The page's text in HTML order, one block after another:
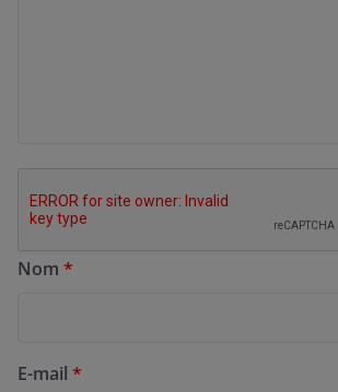
Nom *
E-mail *